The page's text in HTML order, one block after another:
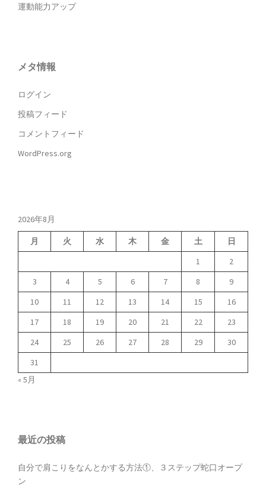
運動能力アップ
メタ情報
ログイン
投稿フィード
コメントフィード
WordPress.org
2026年8月
月 火 水 木 金 土
日
1
2
3
4 5 6 7 8
9
10
11 12 13 14 15
16
17
18 19 20 21 22
23
24
25 26 27 28 29
30
31
« 5月
最近の投稿
自分で肩こりをなんとかする方法①、３ステップ蛇口オープ
ン